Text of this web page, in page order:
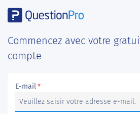
Commencez avec votre
compte
E-mail*